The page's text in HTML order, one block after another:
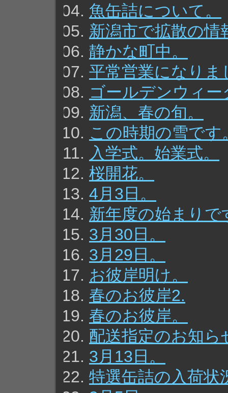
魚缶詰について。
新潟市で拡散の
静かな町中。
平常営業になりま
ゴールデンウィ
新潟、春の旬。
この時期の雪です
入学式。始業式。
桜開花。
4月3日。
新年度の始まりで
3月30日。
3月29日。
お彼岸明け。
春のお彼岸2.
春のお彼岸。
配送指定のお知ら
3月13日。
特選缶詰の入荷状